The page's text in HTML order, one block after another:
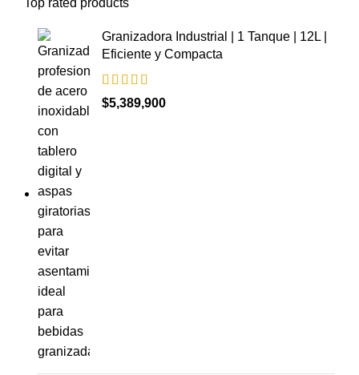
Top rated products
Granizadora Industrial | 1 Tanque | 12L |
Eficiente y Compacta
$5,389,900